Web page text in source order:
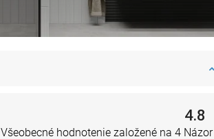
4.8
Všeobecné hodnotenie založené na 4 Názor